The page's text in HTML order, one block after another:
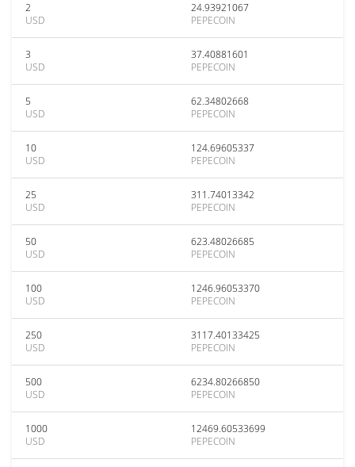
2
USD
24.93921067
PEPECOIN
3
USD
37.40881601
PEPECOIN
5
USD
62.34802668
PEPECOIN
10
USD
124.69605337
PEPECOIN
25
USD
311.74013342
PEPECOIN
50
USD
623.48026685
PEPECOIN
100
USD
1246.96053370
PEPECOIN
250
USD
3117.40133425
PEPECOIN
500
USD
6234.80266850
PEPECOIN
1000
USD
12469.60533699
PEPECOIN